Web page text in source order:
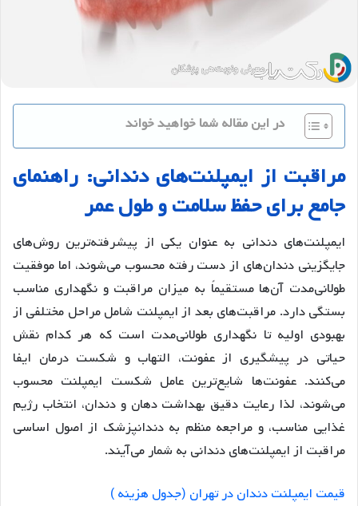
در این مقاله شما خواهید خواند
مراقبت از ایمپلنتهای دندانی: راهنمای
جامعبرایحفظسلامتوطولعمر
ایمپلنت‌های دندانی به عنوان یکی از پیشرفته‌ترین روش‌های
جایگزینی دندان‌های از دست رفته محسوب می‌شوند، اما موفقیت
طولانی‌مدت آن‌ها مستقیماً به میزان مراقبت و نگهداری مناسب
بستگی دارد. مراقبت‌های بعد از ایمپلنت شامل مراحل مختلفی از
بهبودی اولیه تا نگهداری طولانی‌مدت است که هر کدام نقش
حیاتی در پیشگیری از عفونت، التهاب و شکست درمان ایفا
می‌کنند. عفونت‌ها شایع‌ترین عامل شکست ایمپلنت محسوب
می‌شوند، لذا رعایت دقیق بهداشت دهان و دندان، انتخاب رژیم
غذایی مناسب، و مراجعه منظم به دندانپزشک از اصول اساسی
مراقبت از ایمپلنت‌های دندانی به شمار می‌آیند.
قیمت ایمپلنت دندان در تهران (جدول هزینه )